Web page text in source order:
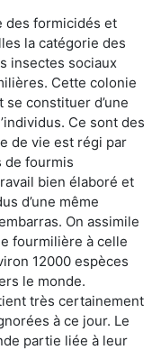
des formicidés et
la catégorie des
insectes sociaux
Cette colonie
constituer d’une
Ce sont des
de vie est régi par
de fourmis
bien élaboré et
d’une même
On assimile
fourmilière à celle
12000 espèces
le monde.
très certainement
à ce jour. Le
partie liée à leur